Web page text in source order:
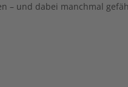
– und dabei manchmal